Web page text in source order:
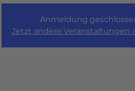
Anmeldung
Jetzt andere Veranstaltungen